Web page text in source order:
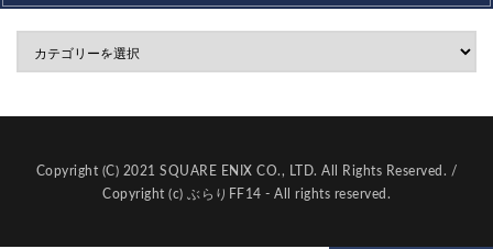
Copyright (C) 2021 SQUARE ENIX CO., LTD. All Rights Reserved. /
Copyright (c) ぶらりFF14 - All rights reserved.